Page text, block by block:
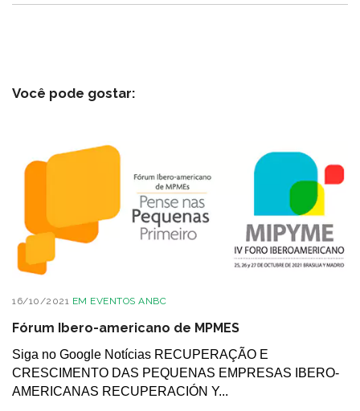
Você pode gostar:
16/10/2021 EM EVENTOS ANBC
Fórum Ibero-americano de MPMES
Siga no Google Notícias RECUPERAÇÃO E
CRESCIMENTO DAS PEQUENAS EMPRESAS IBERO-
AMERICANAS RECUPERACIÓN Y...